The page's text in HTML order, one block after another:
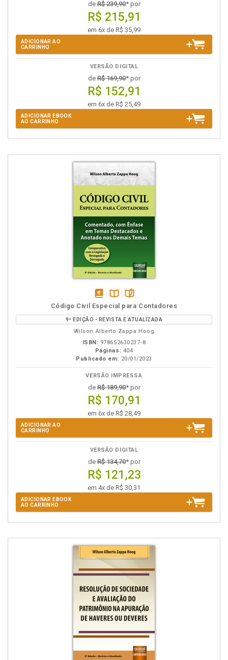
deR$ 239,90* por
R$ 215,91
em 6x de R$ 35,99
ADICIONAR AO
CARRINHO
VERSÃO DIGITAL
deR$ 169,90* por
R$ 152,91
em 6x de R$ 25,49
ADICIONAR EBOOK
AO CARRINHO
disponível
em
eBook
Disponível
na
B.V.
páginas
Código Civil Especial para Contadores
9ª EDIÇÃO - REVISTA E ATUALIZADA
Wilson Alberto Zappa Hoog
ISBN: 978652630237-8
Páginas: 404
Publicado em: 20/01/2023
VERSÃO IMPRESSA
deR$ 189,90* por
R$ 170,91
em 6x de R$ 28,49
ADICIONAR AO
CARRINHO
VERSÃO DIGITAL
deR$ 134,70* por
R$ 121,23
em 4x de R$ 30,31
ADICIONAR EBOOK
AO CARRINHO